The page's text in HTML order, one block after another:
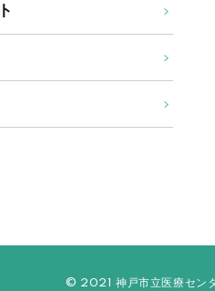
© 2021 神戸市立医療セン